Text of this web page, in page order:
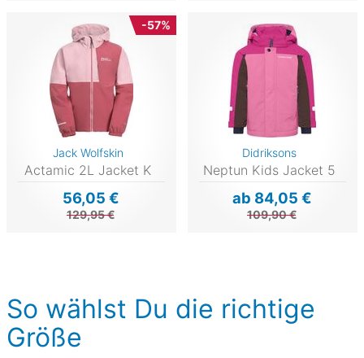
-57%
Jack Wolfskin
Actamic 2L Jacket K
56,05 €
129,95 €
Didriksons
Neptun Kids Jacket 5
ab 84,05 €
109,90 €
So wählst Du die richtige
Größe